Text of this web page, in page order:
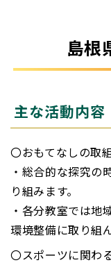
島根
主な活動内容
〇おもてなしの取
・総合的な探究の
り組みます。
・各分教室では地
環境整備に取り組
〇スポーツに関わ